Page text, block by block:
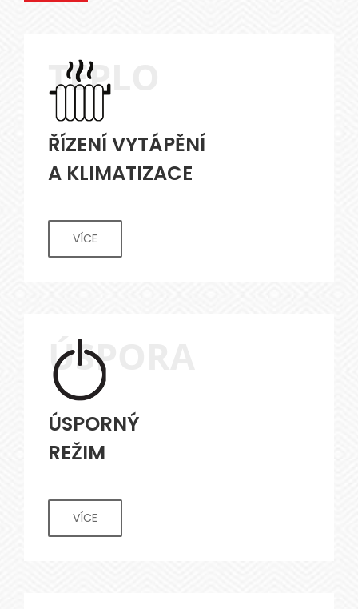
TEPLO
ŘÍZENÍ VYTÁPĚNÍ
A KLIMATIZACE
VÍCE
ÚSPORA
ÚSPORNÝ
REŽIM
VÍCE